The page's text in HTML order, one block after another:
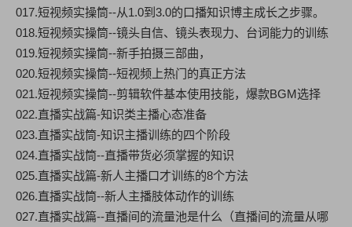
017.短视频实操筒--从1.0到3.0的口播知识博主成长之步骤。
018.短视频实操筒--镜头自信、镜头表现力、台词能力的训练
019.短视频实操筒--新手拍摄三部曲，
020.短视频实操筒--短视频上热门的真正方法
021.短视频实操筒--剪辑软件基本使用技能，爆款BGM选择
022.直播实战篇-知识类主播心态准备
023.直播实战筒-知识主播训练的四个阶段
024.直播实战筒--直播带货必须掌握的知识
025.直播实战篇-新人主播口才训练的8个方法
026.直播实战筒--新人主播肢体动作的训练
027.直播实战篇--直播间的流量池是什么（直播间的流量从哪